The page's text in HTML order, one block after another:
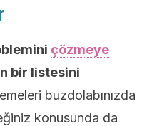
çözmeye
bir listesini
buzdolabınızda
konusunda da